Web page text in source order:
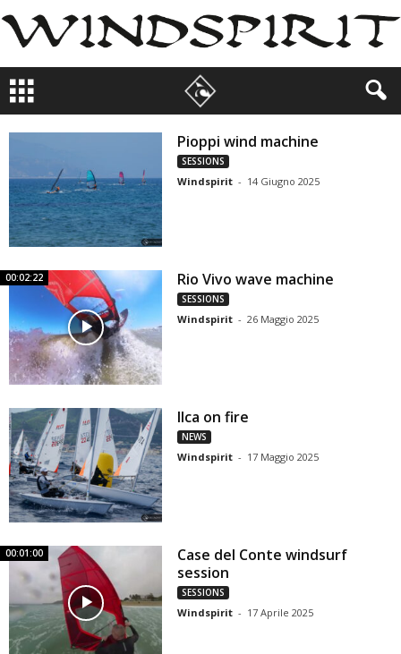
Pioppi wind machine
SESSIONS
Windspirit - 14 Giugno 2025
00:02:22 Rio Vivo wave machine
SESSIONS
Windspirit - 26 Maggio 2025
Ilca on fire
NEWS
Windspirit - 17 Maggio 2025
00:01:00
Case del Conte windsurf
session
SESSIONS
Windspirit - 17 Aprile 2025